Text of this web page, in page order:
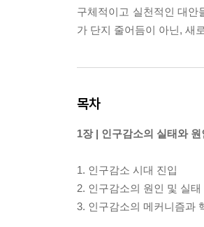
구체적이고 실천적인 대안
가 단지 줄어듬이 아닌, 새
목차
1장 | 인구감소의 실태와 원
1. 인구감소 시대 진입
2. 인구감소의 원인 및 실태
3. 인구감소의 메커니즘과